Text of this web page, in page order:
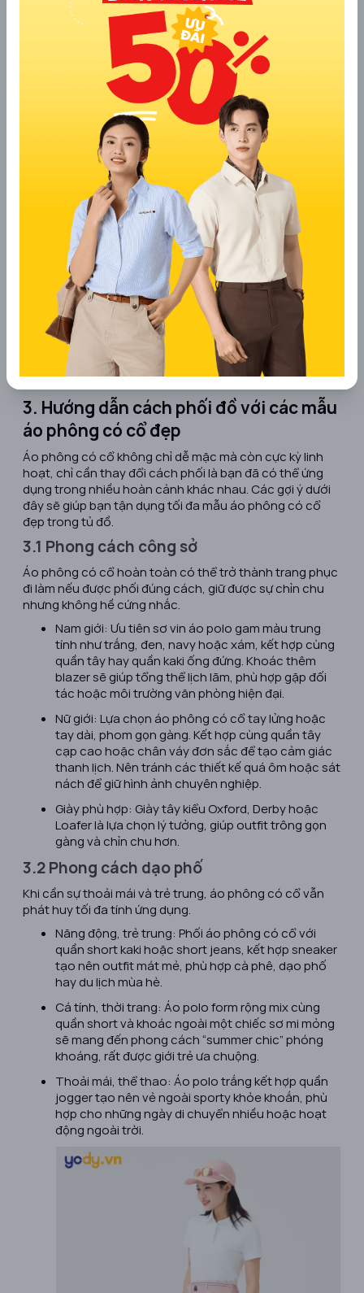
3. Hướng dẫn cách phối đồ với các mẫu
áo phông có cổ đẹp
Áo phông có cổ không chỉ dễ mặc mà còn cực kỳ linh
hoạt, chỉ cần thay đổi cách phối là bạn đã có thể ứng
dụng trong nhiều hoàn cảnh khác nhau. Các gợi ý dưới
đây sẽ giúp bạn tận dụng tối đa mẫu áo phông có cổ
đẹp trong tủ đồ.
3.1 Phong cách công sở
Áo phông có cổ hoàn toàn có thể trở thành trang phục
đi làm nếu được phối đúng cách, giữ được sự chỉn chu
nhưng không hề cứng nhắc.
Nam giới: Ưu tiên sơ vin áo polo gam màu trung
tính như trắng, đen, navy hoặc xám, kết hợp cùng
quần tây hay quần kaki ống đứng. Khoác thêm
blazer sẽ giúp tổng thể lịch lãm, phù hợp gặp đối
tác hoặc môi trường văn phòng hiện đại.
Nữ giới: Lựa chọn áo phông có cổ tay lửng hoặc
tay dài, phom gọn gàng. Kết hợp cùng quần tây
cạp cao hoặc chân váy đơn sắc để tạo cảm giác
thanh lịch. Nên tránh các thiết kế quá ôm hoặc sát
nách để giữ hình ảnh chuyên nghiệp.
Giày phù hợp: Giày tây kiểu Oxford, Derby hoặc
Loafer là lựa chọn lý tưởng, giúp outfit trông gọn
gàng và chỉn chu hơn.
3.2 Phong cách dạo phố
Khi cần sự thoải mái và trẻ trung, áo phông có cổ vẫn
phát huy tối đa tính ứng dụng.
Năng động, trẻ trung: Phối áo phông có cổ với
quần short kaki hoặc short jeans, kết hợp sneaker
tạo nên outfit mát mẻ, phù hợp cà phê, dạo phố
hay du lịch mùa hè.
Cá tính, thời trang: Áo polo form rộng mix cùng
quần short và khoác ngoài một chiếc sơ mi mỏng
sẽ mang đến phong cách “summer chic” phóng
khoáng, rất được giới trẻ ưa chuộng.
Thoải mái, thể thao: Áo polo trắng kết hợp quần
jogger tạo nên vẻ ngoài sporty khỏe khoắn, phù
hợp cho những ngày di chuyển nhiều hoặc hoạt
động ngoài trời.